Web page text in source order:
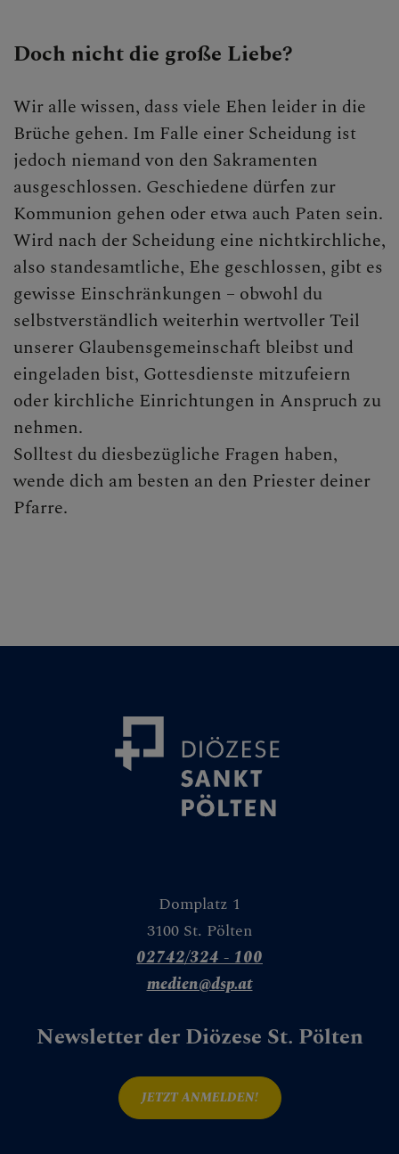
Doch nicht die große Liebe?
Wir alle wissen, dass viele Ehen leider in die
Brüche gehen. Im Falle einer Scheidung ist
jedoch niemand von den Sakramenten
ausgeschlossen. Geschiedene dürfen zur
Kommunion gehen oder etwa auch Paten sein.
Wird nach der Scheidung eine nichtkirchliche,
also standesamtliche, Ehe geschlossen, gibt es
gewisse Einschränkungen – obwohl du
selbstverständlich weiterhin wertvoller Teil
unserer Glaubensgemeinschaft bleibst und
eingeladen bist, Gottesdienste mitzufeiern
oder kirchliche Einrichtungen in Anspruch zu
nehmen.
Solltest du diesbezügliche Fragen haben,
wende dich am besten an den Priester deiner
Pfarre.
Domplatz 1
3100 St. Pölten
02742/324 - 100
medien@dsp.at
Newsletter der Diözese St. Pölten
JETZT ANMELDEN!